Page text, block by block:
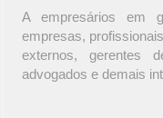
A empresários em
empresas,
externos, gerentes
advogados e demais